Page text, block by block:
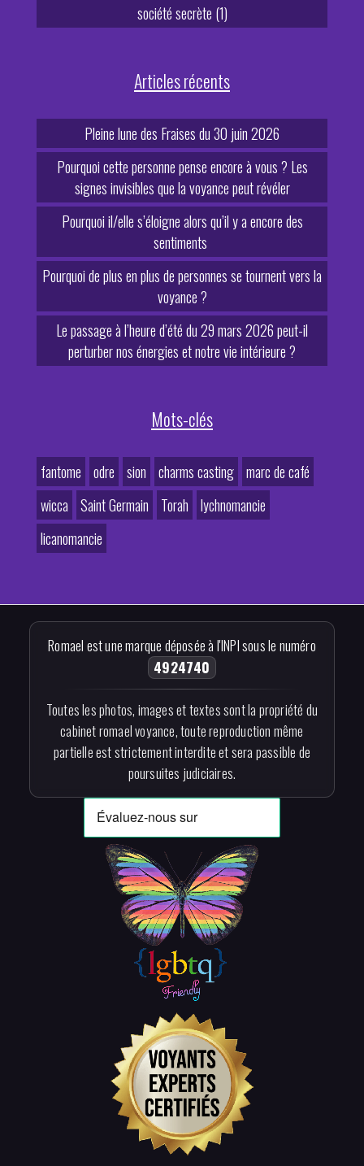
société secrète (1)
Articles récents
Pleine lune des Fraises du 30 juin 2026
Pourquoi cette personne pense encore à vous ? Les
signes invisibles que la voyance peut révéler
Pourquoi il/elle s’éloigne alors qu’il y a encore des
sentiments
Pourquoi de plus en plus de personnes se tournent vers la
voyance ?
Le passage à l’heure d’été du 29 mars 2026 peut-il
perturber nos énergies et notre vie intérieure ?
Mots-clés
fantome odre sion charms casting marc de café
wicca
Saint Germain Torah
lychnomancie
licanomancie
Romael est une marque déposée à l'INPI sous le numéro
4924740
Toutes les photos, images et textes sont la propriété du
cabinet romael voyance, toute reproduction même
partielle est strictement interdite et sera passible de
poursuites judiciaires.